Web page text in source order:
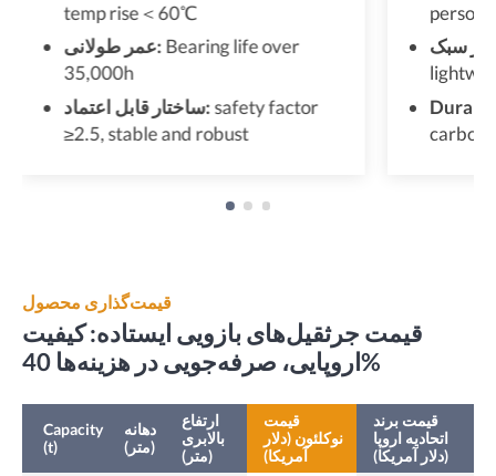
temp rise＜60℃
عمر طولانی:Bearing life over
35,000h
ساختار قابل اعتماد:safety factor
≥2.5, stable and robust
carbon
قیمت‌گذاری محصول
قیمت جرثقیل‌های بازویی ایستاده: کیفیت
اروپایی، صرفه‌جویی در هزینه‌ها 40%
Capacity
(t)
دهانه
(متر)
ارتفاع
بالابری
(متر)
قیمت
نوکلئون (دلار
آمریکا)
قیمت برند
اتحادیه اروپا
(دلار آمریکا)